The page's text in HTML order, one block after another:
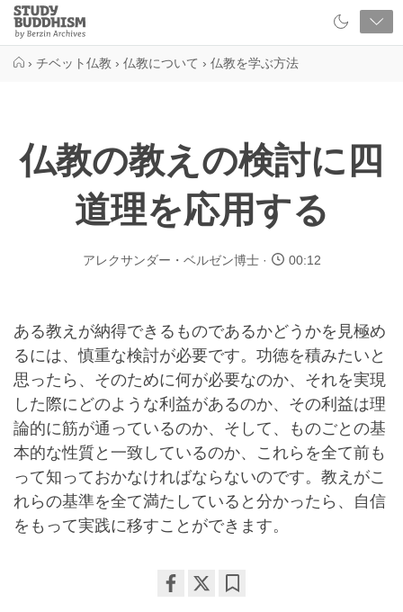
Close
Study
Buddhism
› チベット仏教 › 仏教について › 仏教を学ぶ方法
仏教の教えの検討に四
道理を応用する
アレクサンダー・ベルゼン博士 00:12
ある教えが納得できるものであるかどうかを見極め
るには、慎重な検討が必要です。功徳を積みたいと
思ったら、そのために何が必要なのか、それを実現
した際にどのような利益があるのか、その利益は理
論的に筋が通っているのか、そして、ものごとの基
本的な性質と一致しているのか、これらを全て前も
って知っておかなければならないのです。教えがこ
れらの基準を全て満たしていると分かったら、自信
をもって実践に移すことができます。